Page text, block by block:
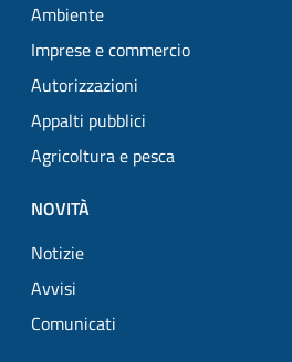
Ambiente
Imprese e commercio
Autorizzazioni
Appalti pubblici
Agricoltura e pesca
NOVITÀ
Notizie
Avvisi
Comunicati